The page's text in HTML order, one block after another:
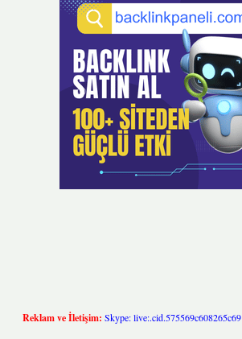
Reklam ve İletişim: Skype: live:.cid.575569c608265c69